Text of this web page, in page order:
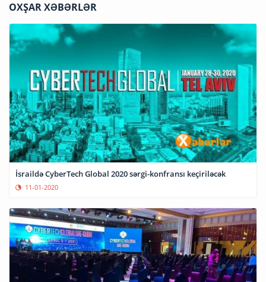
OXŞAR XƏBƏRLƏR
İsraildə CyberTech Global 2020 sərgi-konfransı keçiriləcək
11-01-2020